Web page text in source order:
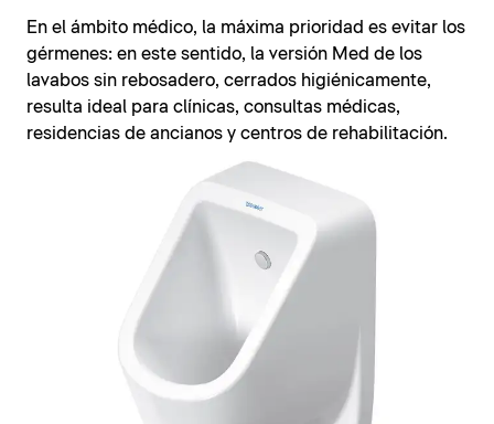
En el ámbito médico, la máxima prioridad es evitar los
gérmenes: en este sentido, la versión Med de los
lavabos sin rebosadero, cerrados higiénicamente,
resulta ideal para clínicas, consultas médicas,
residencias de ancianos y centros de rehabilitación.